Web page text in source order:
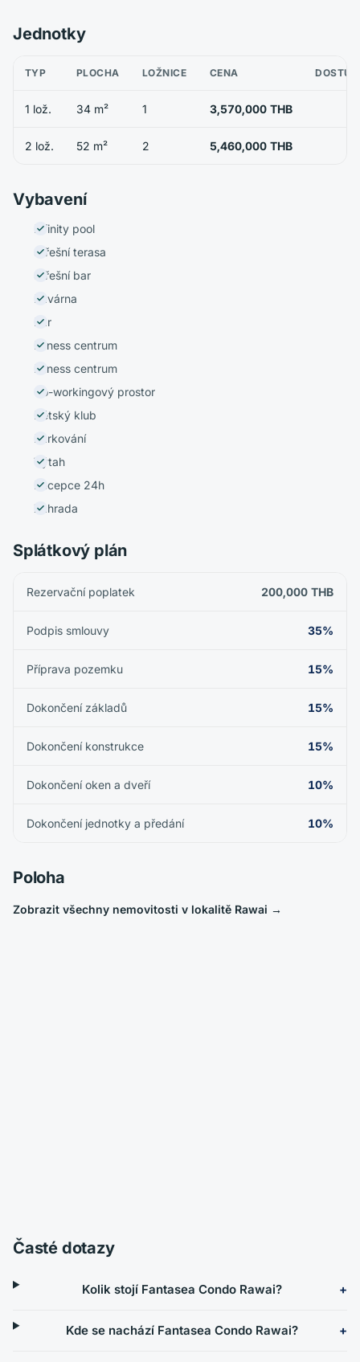
Jednotky
TYP PLOCHA LOŽNICE CENA
1 lož. 34 m² 1 3,570,000 THB
2 lož. 52 m² 2 5,460,000 THB
Vybavení
Infinity pool
Střešní terasa
Střešní bar
Kavárna
Bar
Fitness centrum
Fitness centrum
Co-workingový prostor
Dětský klub
Parkování
Výtah
Recepce 24h
Zahrada
Splátkový plán
Rezervační poplatek 200,000 THB
Podpis smlouvy 35%
Příprava pozemku 15%
Dokončení základů 15%
Dokončení konstrukce 15%
Dokončení oken a dveří 10%
Dokončení jednotky a předání 10%
Poloha
Zobrazit všechny nemovitosti v lokalitě Rawai →
Časté dotazy
Kolik stojí Fantasea Condo Rawai?
Kde se nachází Fantasea Condo Rawai?